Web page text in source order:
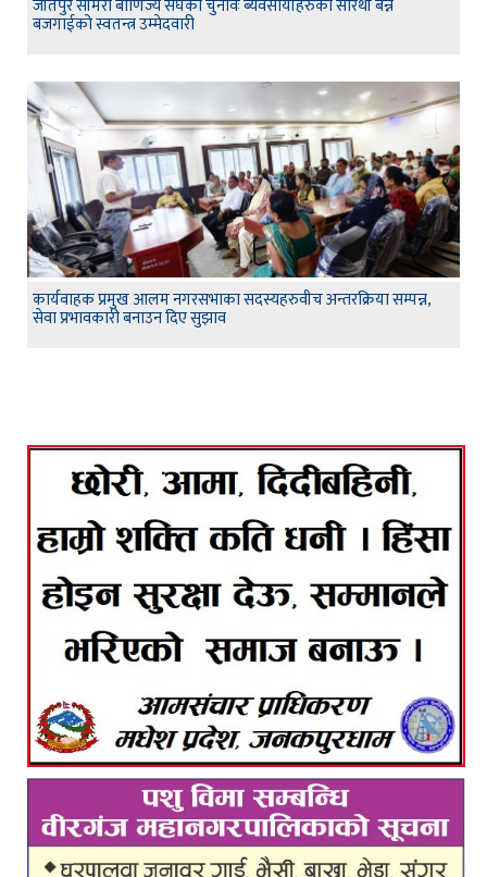
जीतपुर सीमरा बाणिज्य संघको चुनावः ब्यवसायीहरुको सारथी बन्न
बजगाईको स्वतन्त्र उम्मेदवारी
कार्यवाहक प्रमुख आलम नगरसभाका सदस्यहरुवीच अन्तरक्रिया सम्पन्न,
सेवा प्रभावकारी बनाउन दिए सुझाव